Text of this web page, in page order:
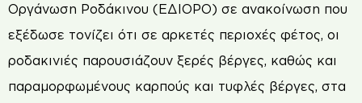
Οργάνωση Ροδάκινου (ΕΔΙΟΡΟ) σε ανακοίνωση που
εξέδωσε τονίζει ότι σε αρκετές περιοχές φέτος, οι
ροδακινιές παρουσιάζουν ξερές βέργες, καθώς και
παραμορφωμένους καρπούς και τυφλές βέργες, στα